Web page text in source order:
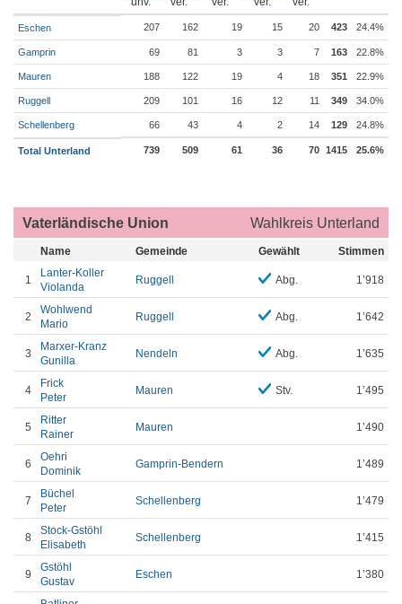
Eschen 207 162 19 15 20 423 24.4%
Gamprin 69 81 3 3 7 163 22.8%
Mauren 188 122 19 4 18 351 22.9%
Ruggell 209 101 16 12 11 349 34.0%
Schellenberg 66 43 4 2 14 129 24.8%
Total Unterland 739 509 61 36 70 1415 25.6%
Vaterländische Union Wahlkreis Unterland
Name Gemeinde Gewählt Stimmen
1
Lanter-Koller
Violanda
Ruggell Abg. 1’918
2
Wohlwend
Mario
Ruggell Abg. 1’642
3
Marxer-Kranz
Gunilla
Nendeln Abg. 1’635
4
Frick
Peter
Mauren Stv. 1’495
5
Ritter
Rainer
Mauren 1’490
6
Oehri
Dominik
Gamprin-Bendern 1’489
7
Büchel
Peter
Schellenberg 1’479
8
Stock-Gstöhl
Elisabeth
Schellenberg 1’415
9
Gstöhl
Gustav
Eschen 1’380